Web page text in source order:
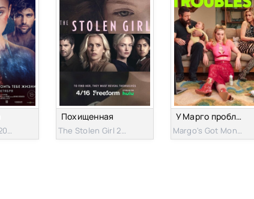
Into the Deep 2022s
Похищенная
The Stolen Girl 2025s
У Марго проблемы с деньгами
Margo's Got Money Troubles 2026s